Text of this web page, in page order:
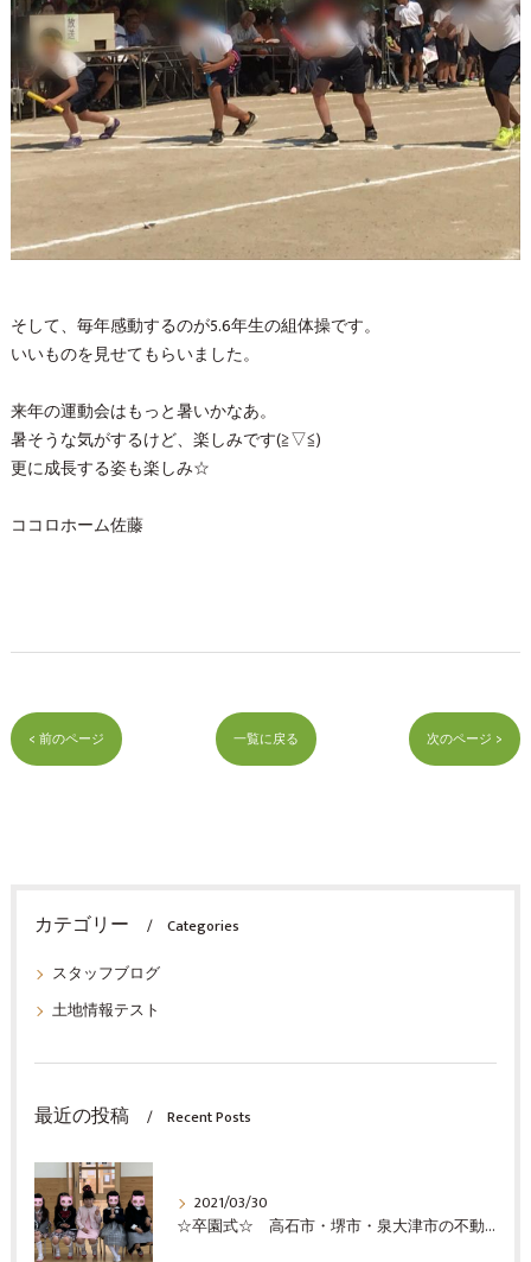
そして、毎年感動するのが5.6年生の組体操です。
いいものを見せてもらいました。
来年の運動会はもっと暑いかなあ。
暑そうな気がするけど、楽しみです(≧▽≦)
更に成長する姿も楽しみ☆
ココロホーム佐藤
< 前のページ 一覧に戻る 次のページ >
カテゴリー
Categories
スタッフブログ
土地情報テスト
最近の投稿 Recent Posts
2021/03/30
☆卒園式☆ 高石市・堺市・泉大津市の不動産の事ならココロホーム株式会社にお問い合わせください